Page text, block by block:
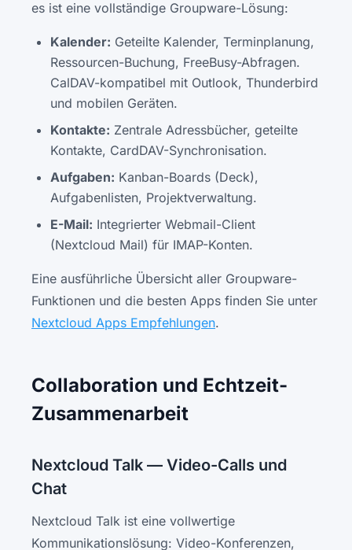
es ist eine vollständige Groupware-Lösung:
Kalender: Geteilte Kalender, Terminplanung,
Ressourcen-Buchung, FreeBusy-Abfragen.
CalDAV-kompatibel mit Outlook, Thunderbird
und mobilen Geräten.
Kontakte: Zentrale Adressbücher, geteilte
Kontakte, CardDAV-Synchronisation.
Aufgaben: Kanban-Boards (Deck),
Aufgabenlisten, Projektverwaltung.
E-Mail: Integrierter Webmail-Client
(Nextcloud Mail) für IMAP-Konten.
Eine ausführliche Übersicht aller Groupware-
Funktionen und die besten Apps finden Sie unter
Nextcloud Apps Empfehlungen.
Collaboration und Echtzeit-
Zusammenarbeit
Nextcloud Talk — Video-Calls und
Chat
Nextcloud Talk ist eine vollwertige
Kommunikationslösung: Video-Konferenzen,